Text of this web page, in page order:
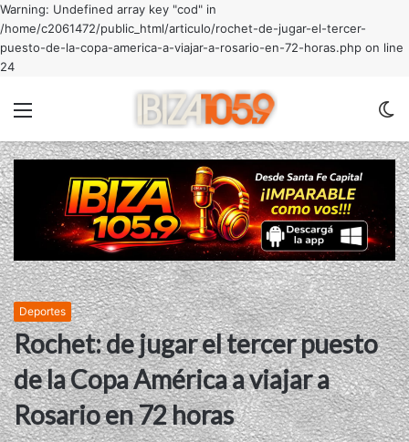
Warning: Undefined array key "cod" in
/home/c2061472/public_html/articulo/rochet-de-jugar-el-tercer-
puesto-de-la-copa-america-a-viajar-a-rosario-en-72-horas.php on line
24
Deportes
Rochet: de jugar el tercer puesto
de la Copa América a viajar a
Rosario en 72 horas